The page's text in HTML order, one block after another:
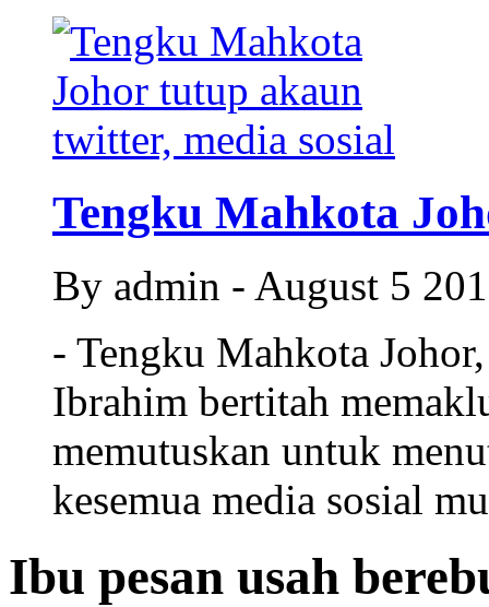
Tengku Mahkota
By admin - August 5
- Tengku Mahkota
Ibrahim bertitah
memutuskan untuk
kesemua media sosial
Ibu pesan usah